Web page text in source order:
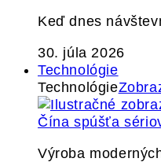
Keď dnes
30. júla 2026
Technológie
Technológie
Čína spúšťa
Výroba